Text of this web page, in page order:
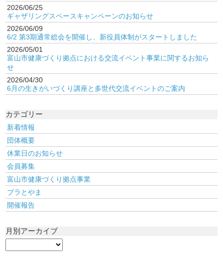
2026/06/25
ギャザリングスペースキャンペーンのお知らせ
2026/06/09
6/2 第3期通常総会を開催し、新役員体制がスタートしました
2026/05/01
富山市健康づくり拠点における交流イベント事業に関するお知ら
せ
2026/04/30
6月の生きがいづくり講座と多世代交流イベントのご案内
カテゴリー
新着情報
団体概要
休業日のお知らせ
会員募集
富山市健康づくり拠点事業
ブラとやま
開催報告
月別アーカイブ